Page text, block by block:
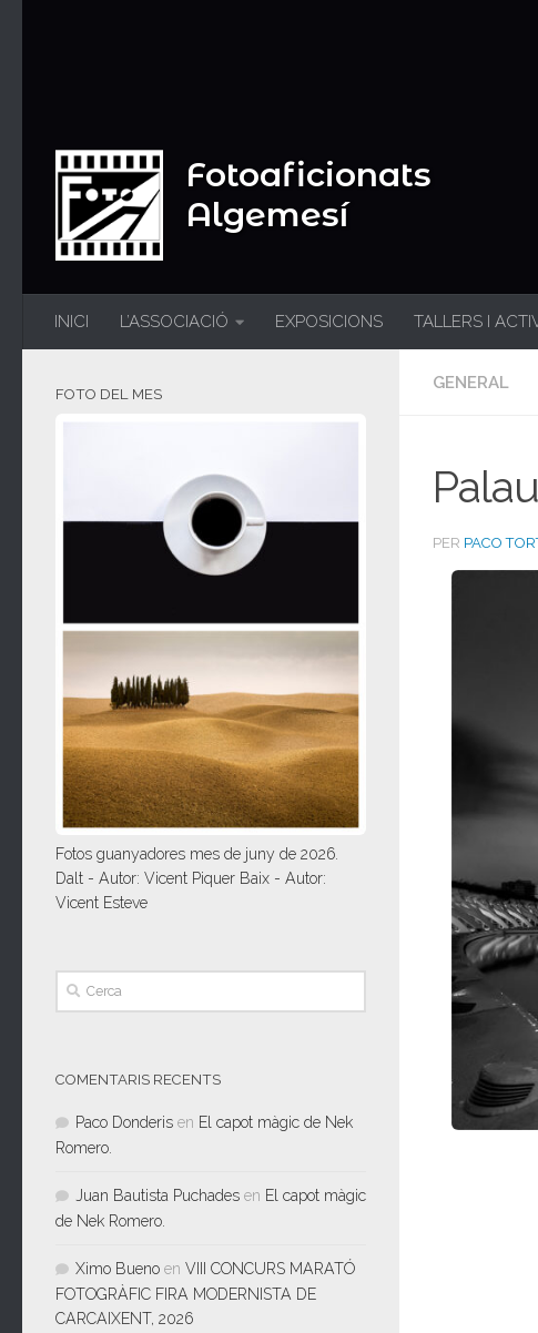
Fotoaficionats
Algemesí
INICI L’ASSOCIACIÓ EXPOSICIONS TALLERS I
GENERAL
PER PACO
FOTO DEL MES
Fotos guanyadores mes de juny de 2026.
Dalt - Autor: Vicent Piquer Baix - Autor:
Vicent Esteve
COMENTARIS RECENTS
Paco Donderis en El capot màgic de Nek
Romero.
Juan Bautista Puchades en El capot màgic
de Nek Romero.
Ximo Bueno en VIII CONCURS MARATÓ
FOTOGRÀFIC FIRA MODERNISTA DE
CARCAIXENT, 2026